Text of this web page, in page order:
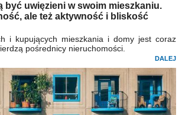
być uwięzieni w swoim mieszkaniu.
ale też aktywność i bliskość
i kupujących mieszkania i domy jest coraz
pośrednicy nieruchomości.
DALEJ